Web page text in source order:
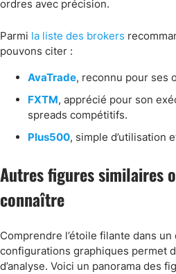
ordres avec précision.
Parmi la liste des brokers
pouvons citer :
AvaTrade, reconnu pour ses
FXTM, apprécié pour son
spreads compétitifs.
Plus500, simple d’utilisation
Autres figures similaires
connaître
Comprendre l’étoile filante dans
configurations graphiques permet
d’analyse. Voici un panorama des